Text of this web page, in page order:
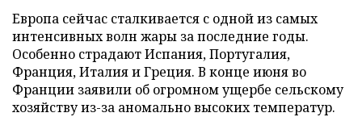
Европа сейчас сталкивается с одной из самых
интенсивных волн жары за последние годы.
Особенно страдают Испания, Португалия,
Франция, Италия и Греция. В конце июня во
Франции заявили об огромном ущербе сельскому
хозяйству из-за аномально высоких температур.